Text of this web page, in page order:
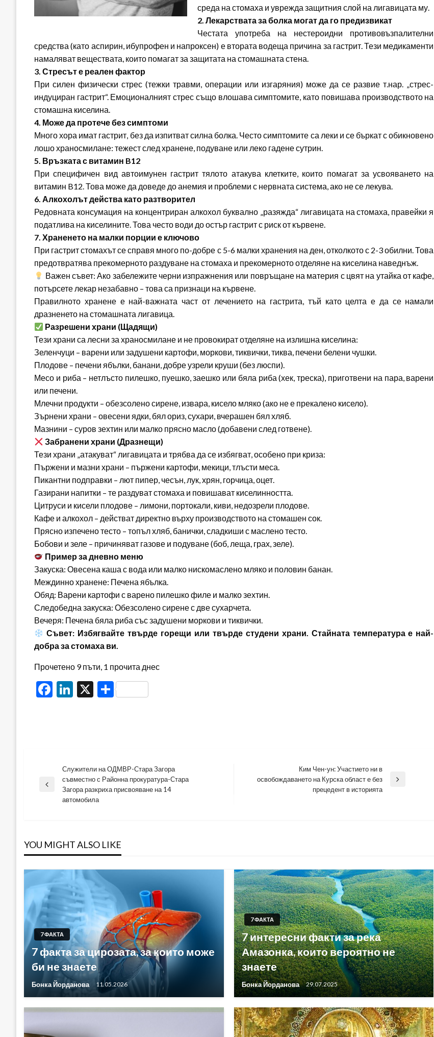
среда на стомаха и уврежда защитния слой на лигавицата му.
2. Лекарствата за болка могат да го предизвикат
Честата употреба на нестероидни противовъзпалителни
средства (като аспирин, ибупрофен и напроксен) е втората водеща причина за гастрит. Тези медикаменти
намаляват веществата, които помагат за защитата на стомашната стена.
3. Стресът е реален фактор
При силен физически стрес (тежки травми, операции или изгаряния) може да се развие т.нар. „стрес-
индуциран гастрит“. Емоционалният стрес също влошава симптомите, като повишава производството на
стомашна киселина.
4. Може да протече без симптоми
Много хора имат гастрит, без да изпитват силна болка. Често симптомите са леки и се бъркат с обикновено
лошо храносмилане: тежест след хранене, подуване или леко гадене сутрин.
5. Връзката с витамин B12
При специфичен вид автоимунен гастрит тялото атакува клетките, които помагат за усвояването на
витамин B12. Това може да доведе до анемия и проблеми с нервната система, ако не се лекува.
6. Алкохолът действа като разтворител
Редовната консумация на концентриран алкохол буквално „разяжда“ лигавицата на стомаха, правейки я
податлива на киселините. Това често води до остър гастрит с риск от кървене.
7. Храненето на малки порции е ключово
При гастрит стомахът се справя много по-добре с 5-6 малки хранения на ден, отколкото с 2-3 обилни. Това
предотвратява прекомерното раздуване на стомаха и прекомерното отделяне на киселина наведнъж.
Важен съвет: Ако забележите черни изпражнения или повръщане на материя с цвят на утайка от кафе,
потърсете лекар незабавно – това са признаци на кървене.
Правилното хранене е най-важната част от лечението на гастрита, тъй като целта е да се намали
дразненето на стомашната лигавица.
Разрешени храни (Щадящи)
Тези храни са лесни за храносмилане и не провокират отделяне на излишна киселина:
Зеленчуци – варени или задушени картофи, моркови, тиквички, тиква, печени белени чушки.
Плодове – печени ябълки, банани, добре узрели круши (без люспи).
Месо и риба – нетлъсто пилешко, пуешко, заешко или бяла риба (хек, треска), приготвени на пара, варени
или печени.
Млечни продукти – обезсолено сирене, извара, кисело мляко (ако не е прекалено кисело).
Зърнени храни – овесени ядки, бял ориз, сухари, вчерашен бял хляб.
Мазнини – суров зехтин или малко прясно масло (добавени след готвене).
Забранени храни (Дразнещи)
Тези храни „атакуват“ лигавицата и трябва да се избягват, особено при криза:
Пържени и мазни храни – пържени картофи, мекици, тлъсти меса.
Пикантни подправки – лют пипер, чесън, лук, хрян, горчица, оцет.
Газирани напитки – те раздуват стомаха и повишават киселинността.
Цитруси и кисели плодове – лимони, портокали, киви, недозрели плодове.
Кафе и алкохол – действат директно върху производството на стомашен сок.
Прясно изпечено тесто – топъл хляб, банички, сладкиши с маслено тесто.
Бобови и зеле – причиняват газове и подуване (боб, леща, грах, зеле).
Пример за дневно меню
Закуска: Овесена каша с вода или малко нискомаслено мляко и половин банан.
Междинно хранене: Печена ябълка.
Обяд: Варени картофи с варено пилешко филе и малко зехтин.
Следобедна закуска: Обезсолено сирене с две сухарчета.
Вечеря: Печена бяла риба със задушени моркови и тиквички.
Съвет: Избягвайте твърде горещи или твърде студени храни. Стайната температура е най-
добра за стомаха ви.
Прочетено 9 пъти, 1 прочита днес
Facebook
LinkedIn
X Share
Навигация
Previous
Служители на ОДМВР-Стара Загора
съвместно с Районна прокуратура-Стара
Загора разкриха присвояване на 14
автомобила
Next
Ким Чен-ун: Участието ни в
освобождаването на Курска област е без
прецедент в историята
YOU MIGHT ALSO LIKE
7 ФАКТА
7 факта за цирозата, за които може
би не знаете
Бонка Йорданова 11.05.2026
7 ФАКТА
7 интересни факти за река
Амазонка, които вероятно не
знаете
Бонка Йорданова 29.07.2025